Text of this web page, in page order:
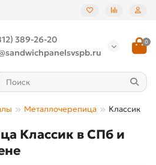
389-26-20
0
Металлочерепица Классик
Классик в СПб и